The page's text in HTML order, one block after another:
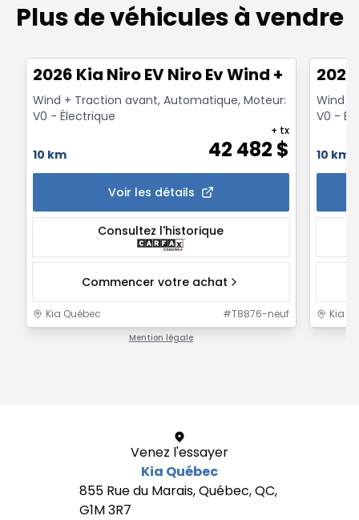
Plus de véhicules à vendre
2026 Kia Niro EV Niro Ev Wind +
Wind + Traction avant, Automatique, Moteur:
V0 - Électrique
10 km 42 482 $
+ tx
Voir les détails
Consultez l'historique
Commencer votre achat
Kia Québec #T8876-neuf
Mention légale
Wind
V0 -
10 km
Kia
Venez l'essayer
Kia Québec
855 Rue du Marais, Québec, QC,
G1M 3R7